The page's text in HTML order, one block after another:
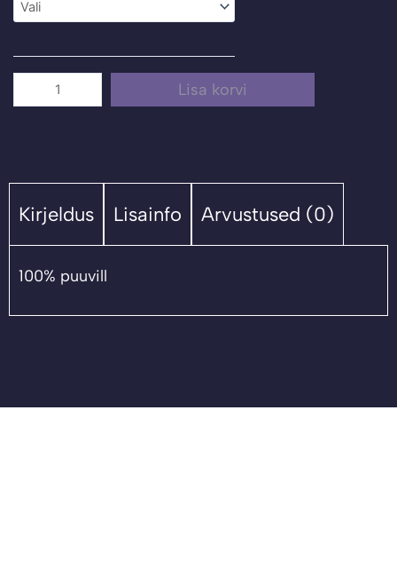
"PRokrastinatsioon"
Lisa korvi
Kirjeldus Lisainfo Arvustused (0)
100% puuvill